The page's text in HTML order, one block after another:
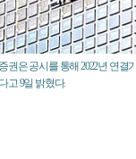
권은 공시를 통해 2022년 연결
고 9일 밝혔다.